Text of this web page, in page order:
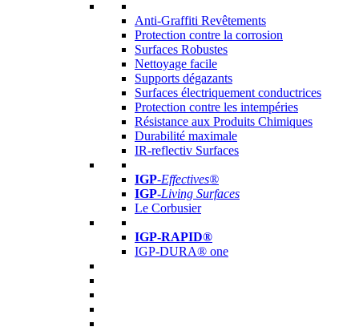
Anti-Graffiti Revêtements
Protection contre la corrosion
Surfaces Robustes
Nettoyage facile
Supports dégazants
Surfaces électriquement conductrices
Protection contre les intempéries
Résistance aux Produits Chimiques
Durabilité maximale
IR-reflectiv Surfaces
IGP-Effectives®
IGP-Living Surfaces
Le Corbusier
IGP-RAPID®
IGP-DURA® one